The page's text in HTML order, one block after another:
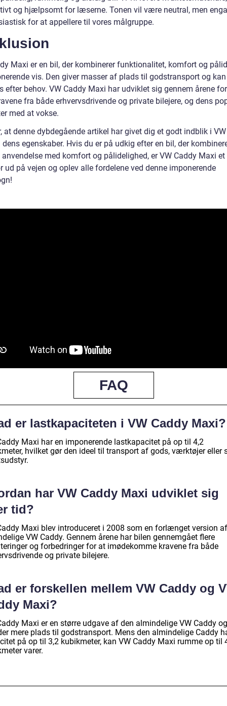
og hjælpsomt for læserne. Tonen vil være neutral, men
for at appellere til vores målgruppe.
Maxi er en bil, der kombinerer funktionalitet, komfort og
vis. Den giver masser af plads til godstransport og kan
efter behov. VW Caddy Maxi har udviklet sig gennem årene
fra både erhvervsdrivende og private bilejere, og dens
med at vokse.
at denne dybdegående artikel har givet dig et godt indblik i
egenskaber. Hvis du er på udkig efter en bil, der
med komfort og pålidelighed, er VW Caddy Maxi
ud på vejen og oplev alle fordelene ved denne imponerende
FAQ
er lastkapaciteten i VW Caddy Maxi?
Maxi har en imponerende lastkapacitet på op til 4,2
hvilket gør den ideel til transport af gods, værktøjer eller
har VW Caddy Maxi udviklet sig
tid?
Maxi blev introduceret i 2008 som en forlænget version
VW Caddy. Gennem årene har bilen gennemgået flere
og forbedringer for at imødekomme kravene fra både
og private bilejere.
er forskellen mellem VW Caddy og
Maxi?
Maxi er en større udgave af den almindelige VW Caddy og
mere plads til godstransport. Mens den almindelige Caddy
på op til 3,2 kubikmeter, kan VW Caddy Maxi rumme op til
varer.